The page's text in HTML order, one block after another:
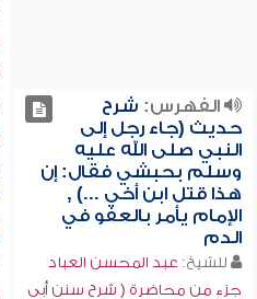
الفهرس: شرح
حديث (جاء رجل إلى
النبي صلى الله عليه
وسلم بحبشي فقال: إن
هذا قتل ابن أخي ...) ,
الإمام يأمر بالعفو في
الدم
للشيخ: عبد المحسن العباد
جزء من محاضرة ( شرح سنن أبي